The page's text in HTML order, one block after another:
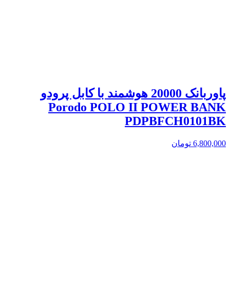
پاوربانک 20000 هوشمند با کابل پرودو
Porodo POLO II POWER BANK
PDPBFCH0101BK
6,800,000 تومان